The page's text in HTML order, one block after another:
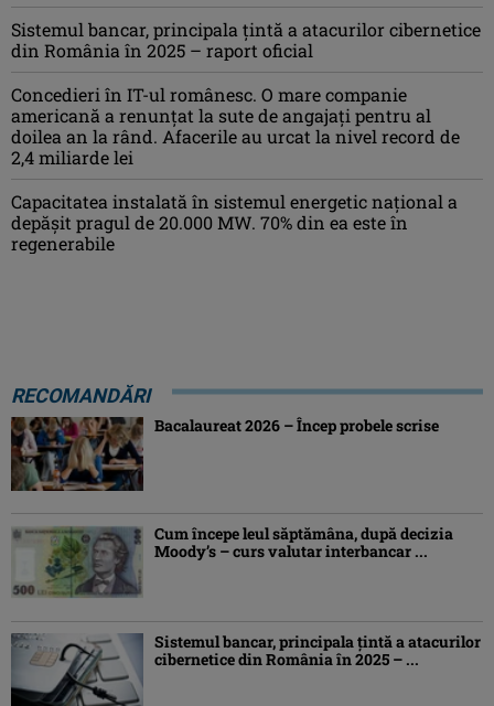
Sistemul bancar, principala țintă a atacurilor cibernetice
din România în 2025 – raport oficial
Concedieri în IT-ul românesc. O mare companie
americană a renunțat la sute de angajați pentru al
doilea an la rând. Afacerile au urcat la nivel record de
2,4 miliarde lei
Capacitatea instalată în sistemul energetic național a
depășit pragul de 20.000 MW. 70% din ea este în
regenerabile
RECOMANDĂRI
Bacalaureat 2026 – Încep probele scrise
Cum începe leul săptămâna, după decizia
Moody’s – curs valutar interbancar ...
Sistemul bancar, principala țintă a atacurilor
cibernetice din România în 2025 – ...